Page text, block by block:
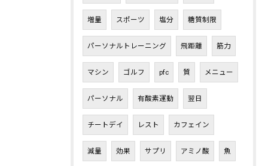
増量 スポーツ 塩分 糖質制限
パーソナルトレーニング 飛距離 筋力
マシン ゴルフ pfc 質 メニュー
パーソナル 有酸素運動 翌日
チートデイ レスト カフェイン
減量 効果 サプリ アミノ酸 魚